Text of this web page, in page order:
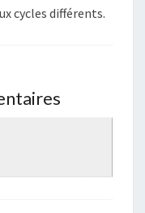
cycles différents.